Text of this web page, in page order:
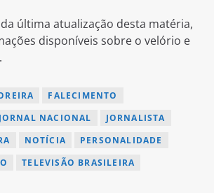
última atualização desta matéria,
disponíveis sobre o velório e
FALECIMENTO
JORNAL NACIONAL
JORNALISTA
NOTÍCIA
PERSONALIDADE
TELEVISÃO BRASILEIRA